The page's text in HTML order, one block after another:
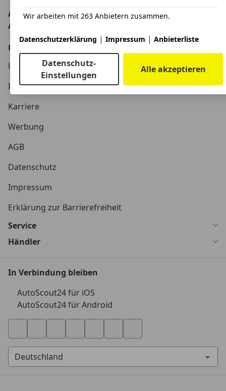
AutoScout24: Europaweit der größte Online-
Automarkt.
Unternehmen
Über AutoScout24
Presse
Karriere
Werbung
AGB
Datenschutz
Impressum
Erklärung zur Barrierefreiheit
Service
Händler
In Verbindung bleiben
AutoScout24 für iOS
AutoScout24 für Android
Wir arbeiten mit 263 Anbietern zusammen.
Datenschutzerklärung | Impressum | Anbieterliste
Datenschutz-
Einstellungen
Alle akzeptieren